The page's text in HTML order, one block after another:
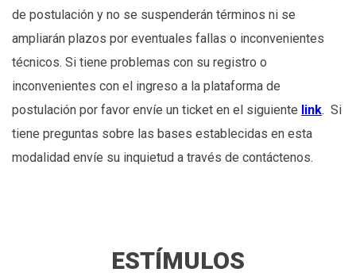
de postulación y no se suspenderán términos ni se
ampliarán plazos por eventuales fallas o inconvenientes
técnicos. Si tiene problemas con su registro o
inconvenientes con el ingreso a la plataforma de
postulación por favor envíe un ticket en el siguiente link. Si
tiene preguntas sobre las bases establecidas en esta
modalidad envíe su inquietud a través de contáctenos.
ESTÍMULOS